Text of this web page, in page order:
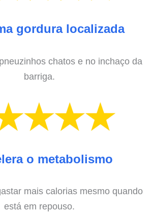
gordura localizada
chatos e no inchaço da
barriga.
o metabolismo
mais calorias mesmo quando
está em repouso.